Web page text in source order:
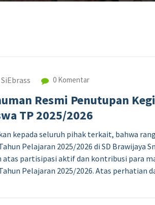
0 Komentar
Resmi Penutupan
TP 2025/2026
kepada seluruh pihak terkait, bahwa
Pelajaran 2025/2026 di SD
atas partisipasi aktif dan kontribusi para
Pelajaran 2025/2026. Atas perhatian